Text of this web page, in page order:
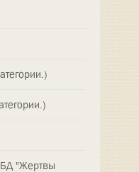
"Жертвы